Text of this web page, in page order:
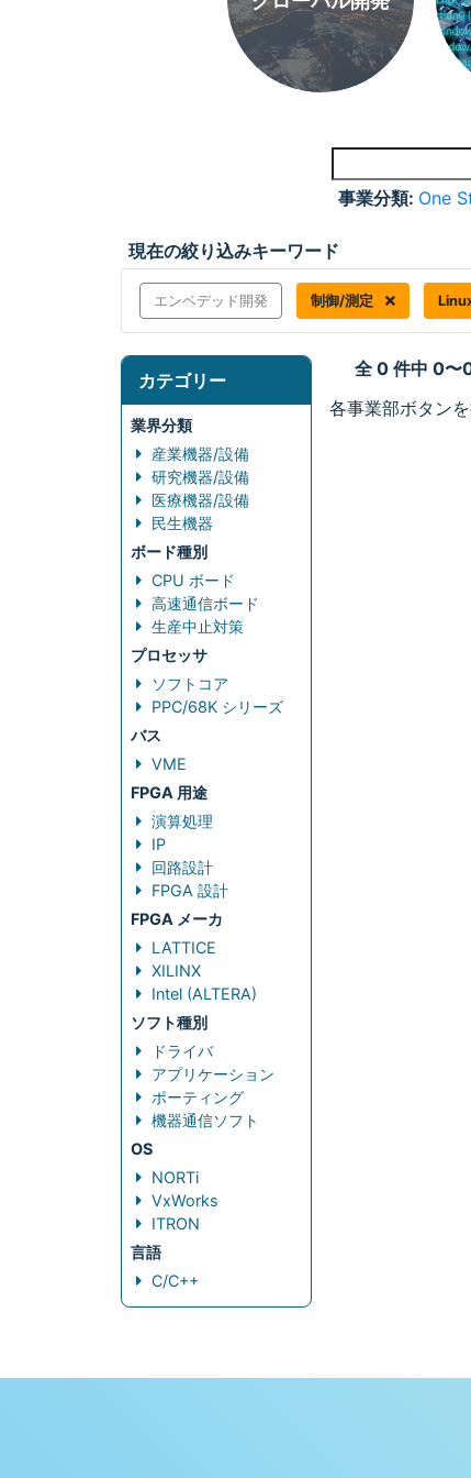
事業分類: One
現在の絞り込みキーワード
エンベデッド開発 制御/測定
カテゴリー
業界分類
産業機器/設備
研究機器/設備
医療機器/設備
民生機器
ボード種別
CPU ボード
高速通信ボード
生産中止対策
プロセッサ
ソフトコア
PPC/68K シリーズ
バス
VME
FPGA 用途
演算処理
IP
回路設計
FPGA 設計
FPGA メーカ
LATTICE
XILINX
Intel (ALTERA)
ソフト種別
ドライバ
アプリケーション
ポーティング
機器通信ソフト
OS
NORTi
VxWorks
ITRON
言語
C/C++
全 0 件中 0〜
各事業部ボタン